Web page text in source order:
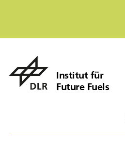
Institut für
Future Fuels